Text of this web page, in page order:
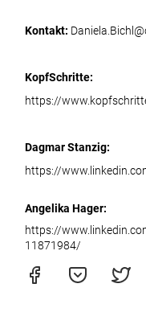
Kontakt:
KopfSchritte:
https://
Dagmar Stanzig:
https://
Angelika Hager:
https://
11871984/